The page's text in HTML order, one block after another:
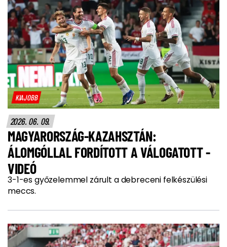
KIAJOBB
2026. 06. 09.
MAGYARORSZÁG-KAZAHSZTÁN:
ÁLOMGÓLLAL FORDÍTOTT A VÁLOGATOTT -
VIDEÓ
3-1-es győzelemmel zárult a debreceni felkészülési
meccs.